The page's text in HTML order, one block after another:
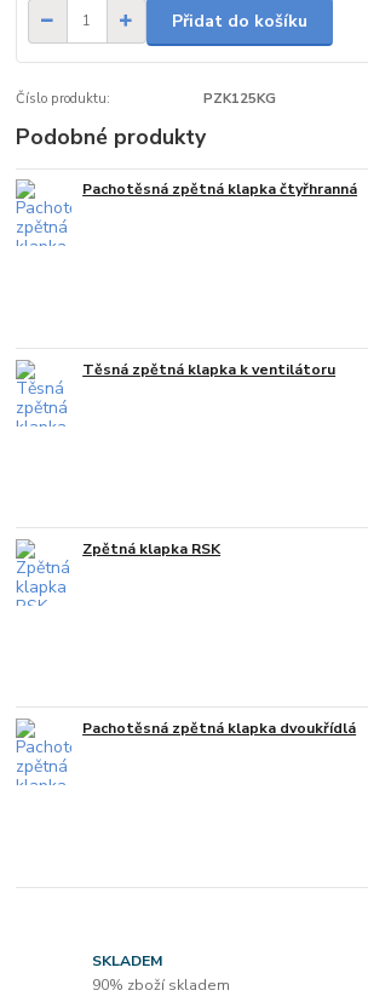
Přidat do košíku
Číslo produktu: PZK125KG
Podobné produkty
Pachotěsná zpětná klapka čtyřhranná
Těsná zpětná klapka k ventilátoru
Zpětná klapka RSK
Pachotěsná zpětná klapka dvoukřídlá
SKLADEM
90% zboží skladem